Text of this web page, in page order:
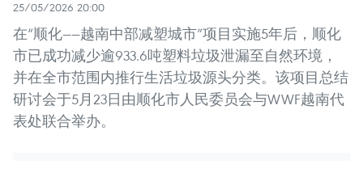
25/05/2026 20:00
在“顺化——越南中部减塑城市”项目实施5年后，顺化
市已成功减少逾933.6吨塑料垃圾泄漏至自然环境，
并在全市范围内推行生活垃圾源头分类。该项目总结
研讨会于5月23日由顺化市人民委员会与WWF越南代
表处联合举办。